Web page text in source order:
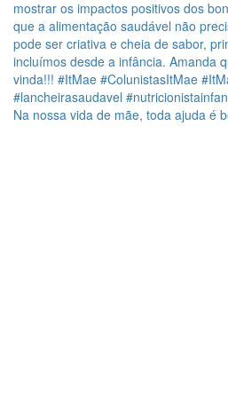
Na nossa vida de mãe, toda ajuda é